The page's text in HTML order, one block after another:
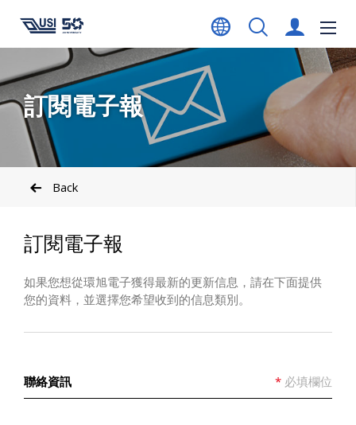
訂閱電子報
Back
訂閱電子報
如果您想從環旭電子獲得最新的更新信息，請在下面提供
您的資料，並選擇您希望收到的信息類別。
* 必填欄位
聯絡資訊